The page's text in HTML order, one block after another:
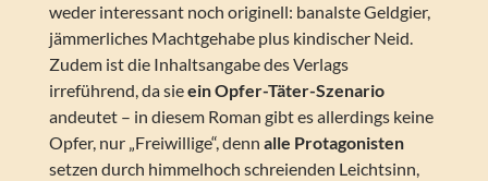
weder interessant noch originell: banalste Geldgier,
jämmerliches Machtgehabe plus kindischer Neid.
Zudem ist die Inhaltsangabe des Verlags
irreführend, da sieein Opfer-Täter-Szenario
andeutet – in diesem Roman gibt es allerdings keine
Opfer, nur „Freiwillige“, denn alle Protagonisten
setzen durch himmelhoch schreienden Leichtsinn,